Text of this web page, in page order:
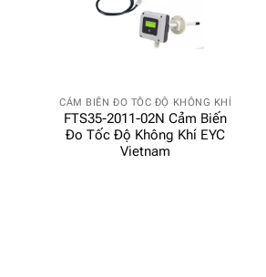
CẢM BIẾN ĐO TỐC ĐỘ KHÔNG KHÍ
FTS35-2011-02N Cảm Biến
Đo Tốc Độ Không Khí EYC
Vietnam